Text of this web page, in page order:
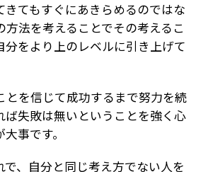
きてもすぐにあきらめるのではな
方法を考えることでその考えるこ
分をより上のレベルに引き上げて
とを信じて成功するまで努力を続
ば失敗は無いということを強く心
事です。
で、自分と同じ考え方でない人を